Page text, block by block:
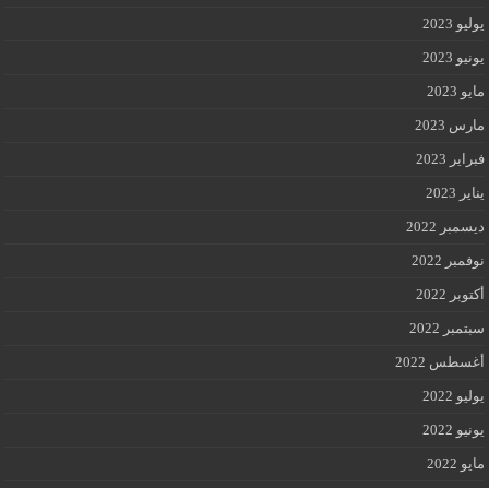
يوليو 2023
يونيو 2023
مايو 2023
مارس 2023
فبراير 2023
يناير 2023
ديسمبر 2022
نوفمبر 2022
أكتوبر 2022
سبتمبر 2022
أغسطس 2022
يوليو 2022
يونيو 2022
مايو 2022